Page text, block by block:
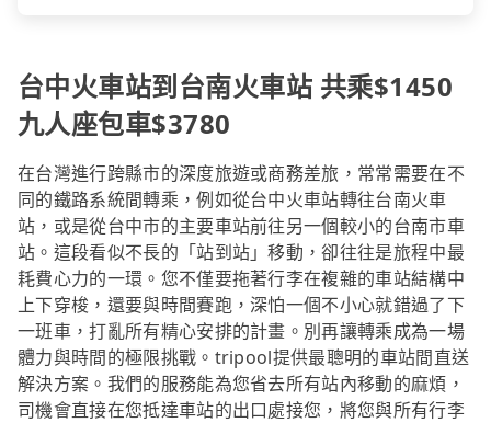
台中火車站到台南火車站 共乘$1450
九人座包車$3780
在台灣進行跨縣市的深度旅遊或商務差旅，常常需要在不
同的鐵路系統間轉乘，例如從台中火車站轉往台南火車
站，或是從台中市的主要車站前往另一個較小的台南市車
站。這段看似不長的「站到站」移動，卻往往是旅程中最
耗費心力的一環。您不僅要拖著行李在複雜的車站結構中
上下穿梭，還要與時間賽跑，深怕一個不小心就錯過了下
一班車，打亂所有精心安排的計畫。別再讓轉乘成為一場
體力與時間的極限挑戰。tripool提供最聰明的車站間直送
解決方案。我們的服務能為您省去所有站內移動的麻煩，
司機會直接在您抵達車站的出口處接您，將您與所有行李